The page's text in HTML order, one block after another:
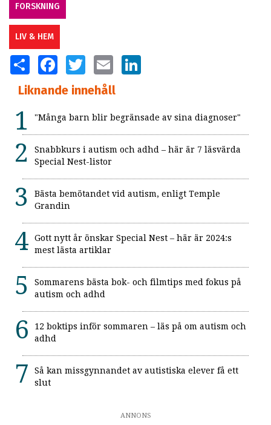
FORSKNING
LIV & HEM
SHARE FACEBOOKTWITTER EMAIL
Liknande innehåll
"Många barn blir begränsade av sina diagnoser"
Snabbkurs i autism och adhd – här är 7 läsvärda
Special Nest-listor
Bästa bemötandet vid autism, enligt Temple
Grandin
Gott nytt år önskar Special Nest – här är 2024:s
mest lästa artiklar
Sommarens bästa bok- och filmtips med fokus på
autism och adhd
12 boktips inför sommaren – läs på om autism och
adhd
Så kan missgynnandet av autistiska elever få ett
slut
ANNONS